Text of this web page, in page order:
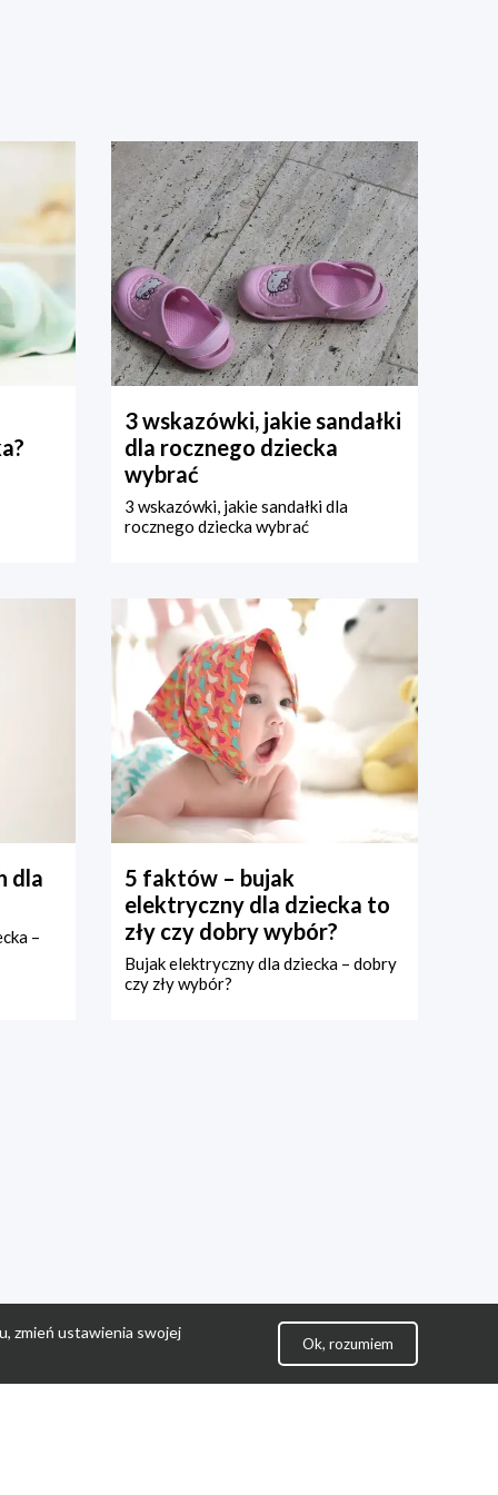
3 wskazówki, jakie sandałki
dla rocznego dziecka
wybrać
3 wskazówki, jakie sandałki dla
rocznego dziecka wybrać
dla
–
5 faktów – bujak
elektryczny dla dziecka to
zły czy dobry wybór?
Bujak elektryczny dla dziecka – dobry
czy zły wybór?
zmień ustawienia swojej
Ok, rozumiem